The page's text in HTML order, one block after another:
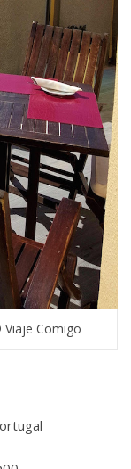
Viaje Comigo